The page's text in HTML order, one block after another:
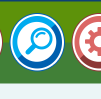
王老師、
賽國小朗讀
師
加桃園市中
師榮獲教
二名
2026世
小創客佳
桃園市中